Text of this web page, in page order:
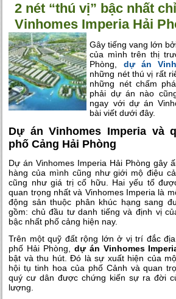
2 nét “thú vị” bậc nhất
Vinhomes Imperia Hải
Gây tiếng vang lớn
của mình trên thị
Phòng, dự án
những nét thú vị rất
những nét chấm
phải dự án nào
ngay với dự án
bài viết dưới đây.
Dự án Vinhomes Imperia và
phố Cảng Hải Phòng
Dự án Vinhomes Imperia Hải Phòng gây
hàng của mình cũng như giới mộ điệu
cũng như giá trị cố hữu. Hai yếu tố
quan trọng nhất và Vinhomes Imperia là
động sản thuộc phân khúc hạng sang
gồm: chủ đầu tư danh tiếng và định vị
bậc nhất phố cảng hiện nay.
Trên một quỹ đất rộng lớn ở vị trí đắc
phố Hải Phòng, dự án Vinhomes
bật và thu hút. Đó là sự xuất hiện của
hội tụ tinh hoa của phố Cảnh và quan
quý cư dân được chứng kiến sự ra đời
lượng.